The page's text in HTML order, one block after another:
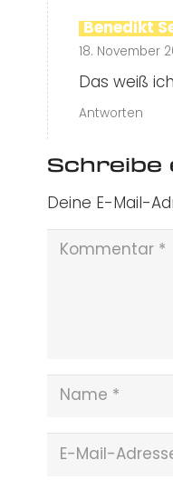
Benedikt
18. November
Das weiß
Antworten
Schreibe
Deine E-Mail-